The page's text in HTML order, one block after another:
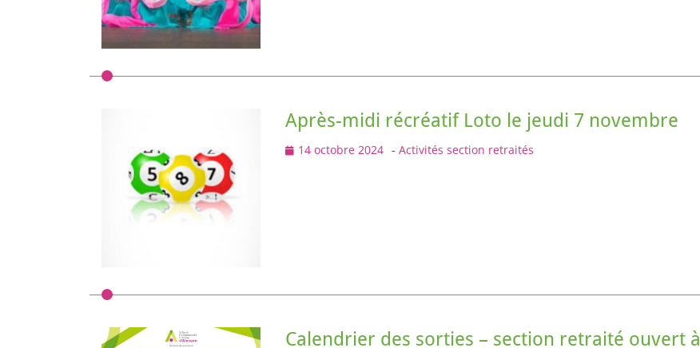
Après-midi récréatif Loto le jeudi 7 novembre
Posted
14 octobre 2024 - Activités section retraités
Calendrier des sorties – section retraité ouvert à